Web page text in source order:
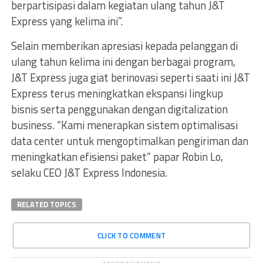
berpartisipasi dalam kegiatan ulang tahun J&T
Express yang kelima ini”.
Selain memberikan apresiasi kepada pelanggan di
ulang tahun kelima ini dengan berbagai program,
J&T Express juga giat berinovasi seperti saati ini J&T
Express terus meningkatkan ekspansi lingkup
bisnis serta penggunakan dengan digitalization
business. “Kami menerapkan sistem optimalisasi
data center untuk mengoptimalkan pengiriman dan
meningkatkan efisiensi paket” papar Robin Lo,
selaku CEO J&T Express Indonesia.
RELATED TOPICS
CLICK TO COMMENT